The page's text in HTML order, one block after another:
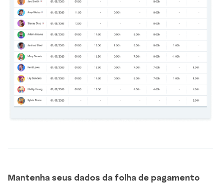
Mantenha seus dados da folha de pagamento